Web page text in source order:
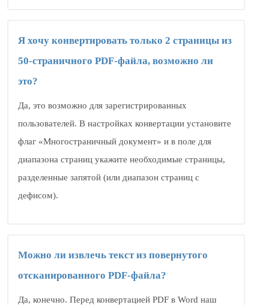
Я хочу конвертировать только 2 страницы из
50-страничного PDF-файла, возможно ли
это?
Да, это возможно для зарегистрированных
пользователей. В настройках конвертации установите
флаг «Многостраничный документ» и в поле для
диапазона страниц укажите необходимые страницы,
разделенные запятой (или диапазон страниц с
дефисом).
Можно ли извлечь текст из повернутого
отсканированного PDF-файла?
Да, конечно. Перед конвертацией PDF в Word наш